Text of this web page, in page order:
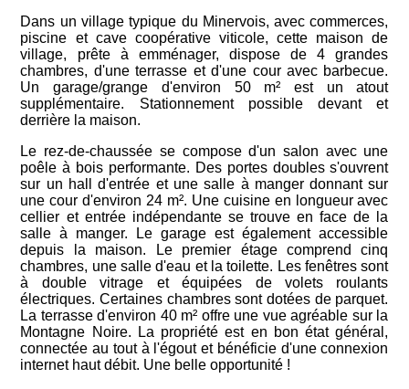
Dans un village typique du Minervois, avec commerces,
piscine et cave coopérative viticole, cette maison de
village, prête à emménager, dispose de 4 grandes
chambres, d'une terrasse et d'une cour avec barbecue.
Un garage/grange d'environ 50 m² est un atout
supplémentaire. Stationnement possible devant et
derrière la maison.
Le rez-de-chaussée se compose d'un salon avec une
poêle à bois performante. Des portes doubles s'ouvrent
sur un hall d'entrée et une salle à manger donnant sur
une cour d'environ 24 m². Une cuisine en longueur avec
cellier et entrée indépendante se trouve en face de la
salle à manger. Le garage est également accessible
depuis la maison. Le premier étage comprend cinq
chambres, une salle d'eau et la toilette. Les fenêtres sont
à double vitrage et équipées de volets roulants
électriques. Certaines chambres sont dotées de parquet.
La terrasse d'environ 40 m² offre une vue agréable sur la
Montagne Noire. La propriété est en bon état général,
connectée au tout à l'égout et bénéficie d'une connexion
internet haut débit. Une belle opportunité !